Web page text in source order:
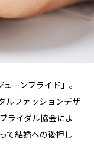
ーンブライド」。
ルファッションデザ
ライダル協会によ
て結婚への後押し